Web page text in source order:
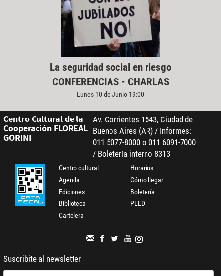
La seguridad social en riesgo
CONFERENCIAS - CHARLAS
Lunes 10 de Junio 19:00
Centro Cultural de la
Cooperación FLOREAL
GORINI
Av. Corrientes 1543, Ciudad de
Buenos Aires (AR) / Informes:
011 5077-8000 o 011 6091-7000
/ Boletería interno 8313
Centro cultural
Agenda
Ediciones
Biblioteca
Cartelera
Horarios
Cómo llegar
Boletería
PLED
Suscribite al newsletter